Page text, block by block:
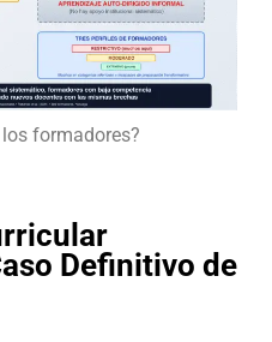
formadores?
Definitivo de